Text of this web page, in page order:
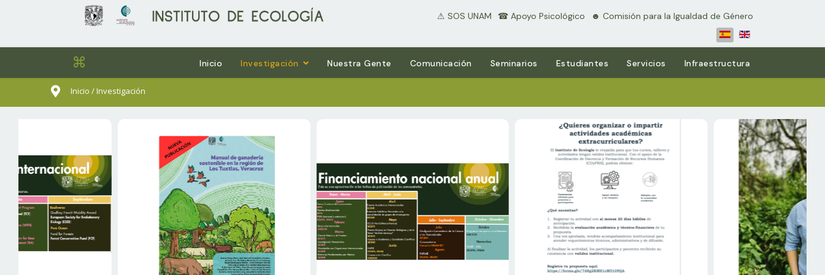
⚠ SOS UNAM ⠀☎ Apoyo Psicológico ⠀☻ Comisión para la Igualdad de Género
⌘ Inicio Investigación Nuestra Gente Comunicación Seminarios Estudiantes Servicios Infraestructura
Inicio / Investigación